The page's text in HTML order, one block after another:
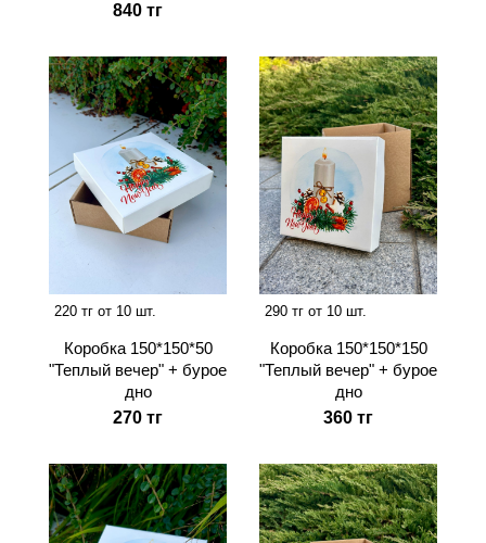
840 тг
220 тг от 10 шт.
Коробка 150*150*50
"Теплый вечер" + бурое
дно
270 тг
290 тг от 10 шт.
Коробка 150*150*150
"Теплый вечер" + бурое
дно
360 тг